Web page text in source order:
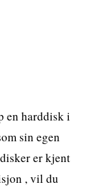
en harddisk i
sin egen
er kjent
, vil du